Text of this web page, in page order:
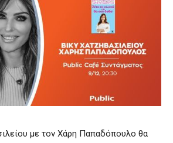
με τον Χάρη Παπαδόπουλο θα